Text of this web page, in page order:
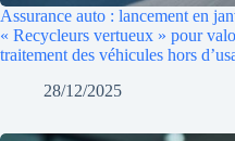
Assurance auto : lancement en
« Recycleurs vertueux » pour
traitement des véhicules hors
28/12/2025